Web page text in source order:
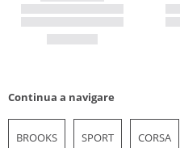
Continua a navigare
BROOKS SPORT CORSA